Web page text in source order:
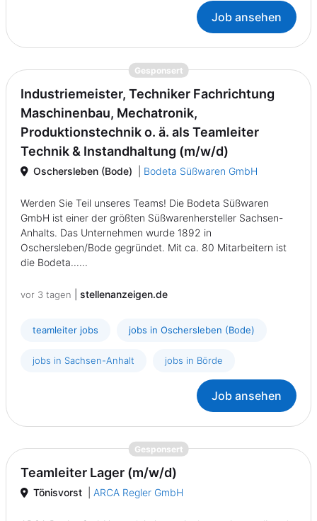
Job ansehen
Gesponsert{prompt.job}
Industriemeister, Techniker Fachrichtung
Maschinenbau, Mechatronik,
Produktionstechnik o. ä. als Teamleiter
Technik & Instandhaltung (m/w/d)
Oschersleben (Bode) Bodeta Süßwaren GmbH
Werden Sie Teil unseres Teams! Die Bodeta Süßwaren
GmbH ist einer der größten Süßwarenhersteller Sachsen-
Anhalts. Das Unternehmen wurde 1892 in
Oschersleben/Bode gegründet. Mit ca. 80 Mitarbeitern ist
die Bodeta......
vor 3 tagen stellenanzeigen.de
teamleiter jobs jobs in Oschersleben (Bode)
jobs in Sachsen-Anhalt jobs in Börde
Job ansehen
Gesponsert{prompt.job}
Teamleiter Lager (m/w/d)
Tönisvorst ARCA Regler GmbH